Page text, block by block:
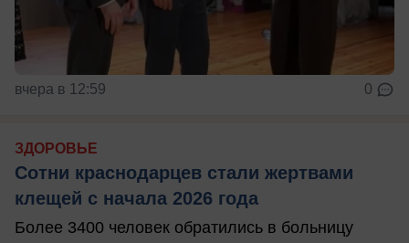
вчера в 12:59 0
ЗДОРОВЬЕ
Сотни краснодарцев стали жертвами
клещей с начала 2026 года
Более 3400 человек обратились в больницу